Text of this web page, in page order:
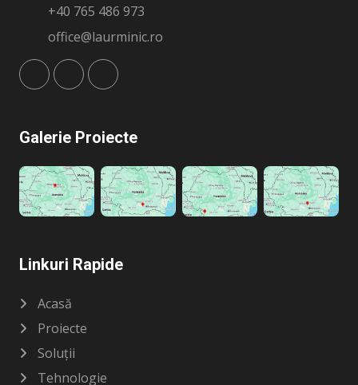
+40 765 486 973
office@laurminic.ro
Galerie Proiecte
Linkuri Rapide
Acasă
Proiecte
Soluții
Tehnologie